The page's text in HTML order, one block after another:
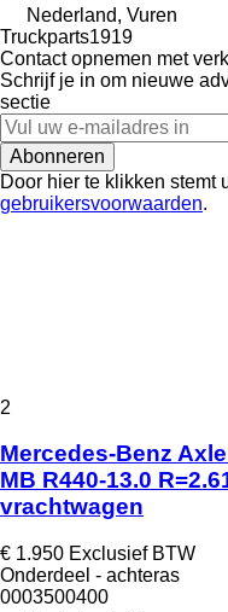
Nederland, Vuren
Truckparts1919
Contact opnemen met
Schrijf je in om nieuwe
sectie
Abonneren
Door hier te klikken stemt
gebruikersvoorwaarden.
2
Mercedes-Benz
MB R440-13.0
vrachtwagen
€ 1.950 Exclusief BTW
Onderdeel - achteras
0003500400